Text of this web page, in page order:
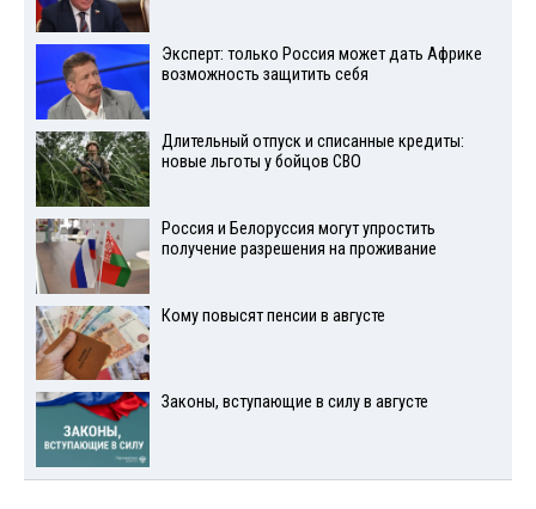
Эксперт: только Россия может дать Африке
возможность защитить себя
Длительный отпуск и списанные кредиты:
новые льготы у бойцов СВО
Россия и Белоруссия могут упростить
получение разрешения на проживание
Кому повысят пенсии в августе
Законы, вступающие в силу в августе